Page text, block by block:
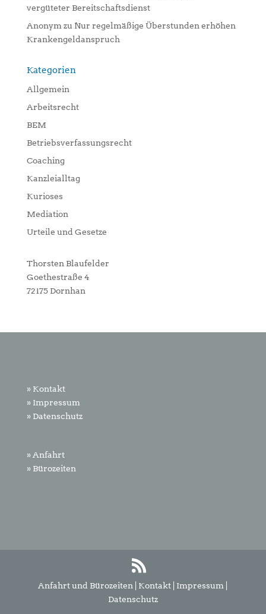
vergüteter Bereitschaftsdienst
Anonymzu Nur regelmäßige Überstunden erhöhen
Krankengeldanspruch
Kategorien
Allgemein
Arbeitsrecht
BEM
Betriebsverfassungsrecht
Coaching
Kanzleialltag
Kurioses
Mediation
Urteile und Gesetze
Thorsten Blaufelder
Goethestraße 4
72175 Dornhan
» Kontakt
» Impressum
» Datenschutz
» Anfahrt
» Bürozeiten
Anfahrt und Bürozeiten Kontakt Impressum
Datenschutz